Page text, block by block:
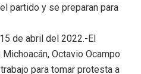
partido y se preparan para
de abril del 2022.-El
Octavio Ocampo
para tomar protesta a